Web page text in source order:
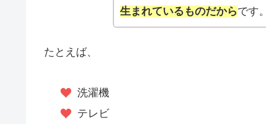
生まれているものだからです
たとえば、
洗濯機
テレビ